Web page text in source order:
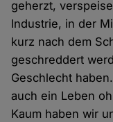
geherzt,
Industrie, in der
kurz nach dem
geschreddert
Geschlecht
auch ein Leben
Kaum haben wir